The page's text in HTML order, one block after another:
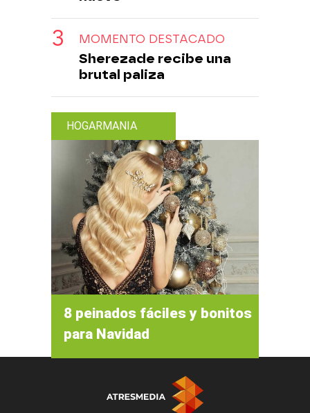
MOMENTO DESTACADO
Sherezade recibe una
brutal paliza
HOGARMANIA
8 peinados fáciles y bonitos
para Navidad